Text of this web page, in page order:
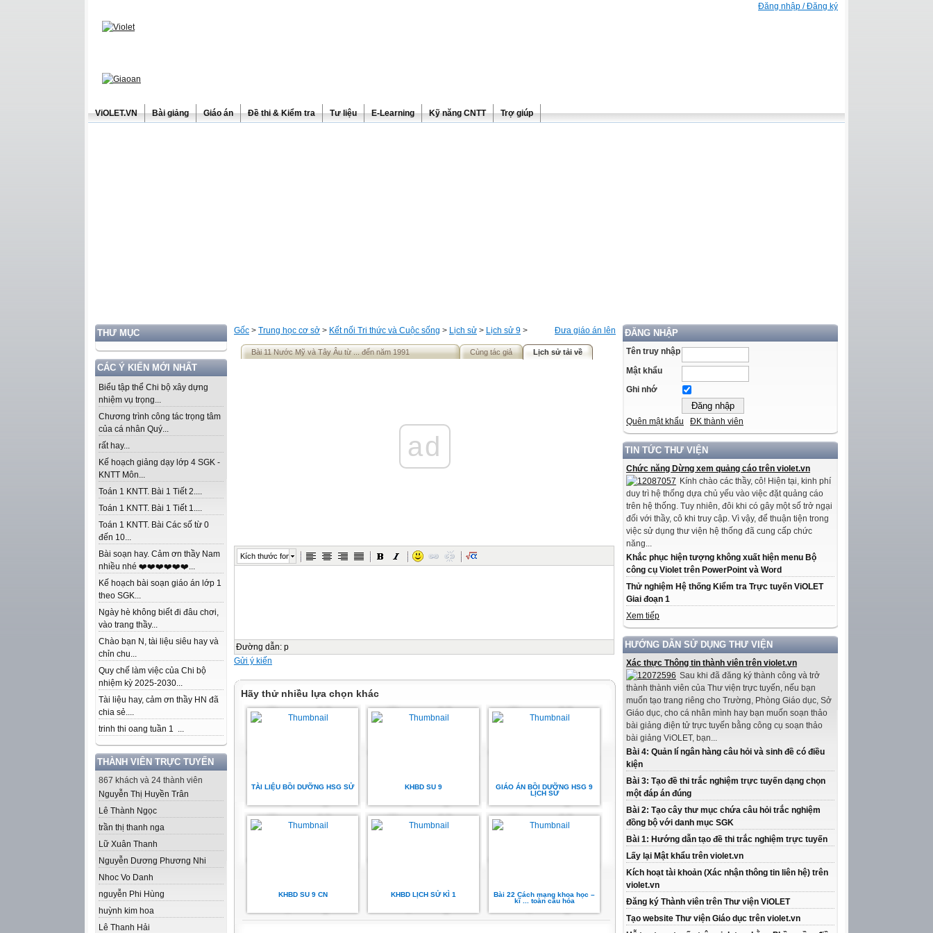
Đăng nhập / Đăng ký
ViOLET.VN Bài giảng Giáo án Đề thi & Kiểm tra Tư liệu E-Learning Kỹ năng CNTT Trợ giúp
THƯ MỤC
CÁC Ý KIẾN MỚI NHẤT
Biểu tập thể Chi bộ xây dựng
nhiệm vụ trọng...
Chương trình công tác trọng tâm
của cá nhân Quý...
rất hay...
Kế hoạch giảng dạy lớp 4 SGK -
KNTT Môn...
Toán 1 KNTT. Bài 1 Tiết 2....
Toán 1 KNTT. Bài 1 Tiết 1....
Toán 1 KNTT. Bài Các số từ 0
đến 10...
Bài soạn hay. Cảm ơn thầy Nam
nhiều nhé ❤️❤️❤️❤️❤️❤️...
Kế hoạch bài soạn giáo án lớp 1
theo SGK...
Ngày hè không biết đi đâu chơi,
vào trang thầy...
Chào bạn N, tài liệu siêu hay và
chỉn chu...
Quy chế làm việc của Chi bộ
nhiệm kỳ 2025-2030...
Tài liệu hay, cảm ơn thầy HN đã
chia sẻ....
trinh thi oang tuần 1 ...
THÀNH VIÊN TRỰC TUYẾN
867 khách và 24 thành viên
Nguyễn Thị Huyền Trân
Lê Thành Ngọc
trần thị thanh nga
Lữ Xuân Thanh
Nguyễn Dương Phương Nhi
Nhoc Vo Danh
nguyễn Phi Hùng
huỳnh kim hoa
Lê Thanh Hải
ĐĂNG NHẬP
Tên truy nhập
Mật khẩu
Ghi nhớ
Quên mật khẩu ĐK thành viên
TIN TỨC THƯ VIỆN
Chức năng Dừng xem quảng cáo trên violet.vn
Kính chào các thầy, cô! Hiện tại, kinh phí
duy trì hệ thống dựa chủ yếu vào việc đặt quảng cáo
trên hệ thống. Tuy nhiên, đôi khi có gây một số trở ngại
đối với thầy, cô khi truy cập. Vì vậy, để thuận tiện trong
việc sử dụng thư viện hệ thống đã cung cấp chức
năng...
Khắc phục hiện tượng không xuất hiện menu Bộ
công cụ Violet trên PowerPoint và Word
Thử nghiệm Hệ thống Kiểm tra Trực tuyến ViOLET
Giai đoạn 1
Xem tiếp
HƯỚNG DẪN SỬ DỤNG THƯ VIỆN
Xác thực Thông tin thành viên trên violet.vn
Sau khi đã đăng ký thành công và trở
thành thành viên của Thư viện trực tuyến, nếu bạn
muốn tạo trang riêng cho Trường, Phòng Giáo dục, Sở
Giáo dục, cho cá nhân mình hay bạn muốn soạn thảo
bài giảng điện tử trực tuyến bằng công cụ soạn thảo
bài giảng ViOLET, bạn...
Bài 4: Quản lí ngân hàng câu hỏi và sinh đề có điều
kiện
Bài 3: Tạo đề thi trắc nghiệm trực tuyến dạng chọn
một đáp án đúng
Bài 2: Tạo cây thư mục chứa câu hỏi trắc nghiệm
đồng bộ với danh mục SGK
Bài 1: Hướng dẫn tạo đề thi trắc nghiệm trực tuyến
Lấy lại Mật khẩu trên violet.vn
Kích hoạt tài khoản (Xác nhận thông tin liên hệ) trên
violet.vn
Đăng ký Thành viên trên Thư viện ViOLET
Tạo website Thư viện Giáo dục trên violet.vn
Đưa giáo án lên
Gốc > Trung học cơ sở > Kết nối Tri thức và Cuộc sống > Lịch sử > Lịch sử 9 >
Bài 11 Nước Mỹ và Tây Âu từ ... đến năm 1991 Cùng tác giả Lịch sử tải về
ad
Kích thước font
Đường dẫn: p
Gửi ý kiến
Hãy thử nhiều lựa chọn khác
TÀI LIỆU BỒI DƯỠNG HSG SỬ KHBD SU 9
GIÁO ÁN BỒI DƯỠNG HSG 9
LỊCH SỬ
KHBD SU 9 CN KHBD LỊCH SỬ KÌ 1
Bài 22 Cách mạng khoa học –
kĩ ... toàn cầu hóa